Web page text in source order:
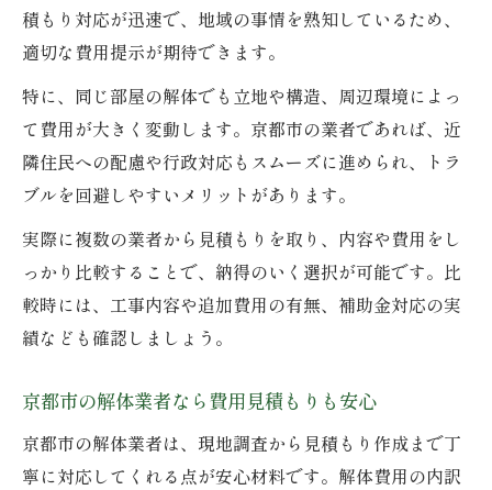
積もり対応が迅速で、地域の事情を熟知しているため、
適切な費用提示が期待できます。
特に、同じ部屋の解体でも立地や構造、周辺環境によっ
て費用が大きく変動します。京都市の業者であれば、近
隣住民への配慮や行政対応もスムーズに進められ、トラ
ブルを回避しやすいメリットがあります。
実際に複数の業者から見積もりを取り、内容や費用をし
っかり比較することで、納得のいく選択が可能です。比
較時には、工事内容や追加費用の有無、補助金対応の実
績なども確認しましょう。
京都市の解体業者なら費用見積もりも安心
京都市の解体業者は、現地調査から見積もり作成まで丁
寧に対応してくれる点が安心材料です。解体費用の内訳